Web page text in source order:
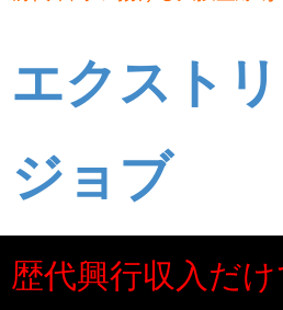
エクスト
ジョブ
歴代興行収入だ